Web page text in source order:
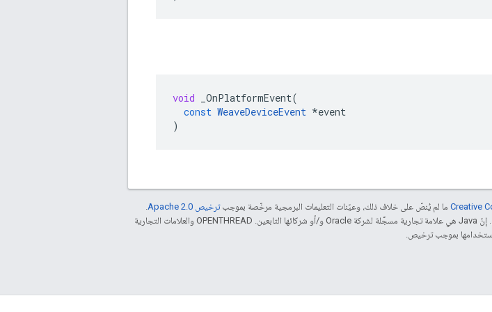
void _OnPlatformEvent(
const WeaveDeviceEvent *event
)
ما لم يُنصّ على خلاف ذلك، وعيّنات التعليمات البرمجية مرخّصة بموجبترخيص Apache 2.0‏
.
. إنّ Java هي علامة تجارية مسجَّلة لشركة Oracle و/أو شركائها التابعين. ‫OPENTHREAD والعلامات التجارية